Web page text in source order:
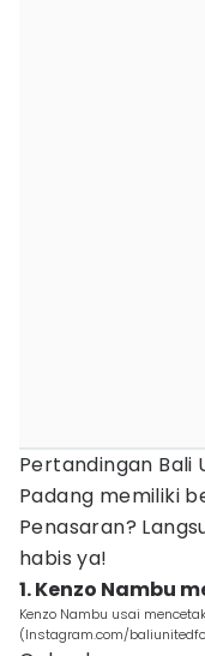
Pertandingan Bali
Padang memiliki
Penasaran?
habis ya!
1. Kenzo Nambu
Kenzo Nambu usai
(Instagram.com/